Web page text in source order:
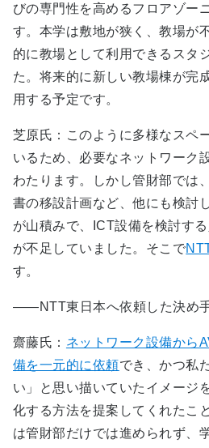
びの専門性を高めるフロアゾー
す。本学は敷地が狭く、教場が
的に教場として利用できるスタ
た。将来的に新しい教場棟が完
用する予定です。
芝原氏：このように多様なスペ
いるため、必要なネットワーク
わたります。しかし管財部では
書の移設計画など、他にも検討
が山積みで、ICT設備を検討す
が不足していました。そこで
す。
――NTT東日本へ依頼した決め手
齋藤氏： ネットワーク設備から
備を一元的に依頼でき、かつ私
い」と思い描いていたイメージ
化する方法を提案してくれたこ
は管財部だけでは進められず、